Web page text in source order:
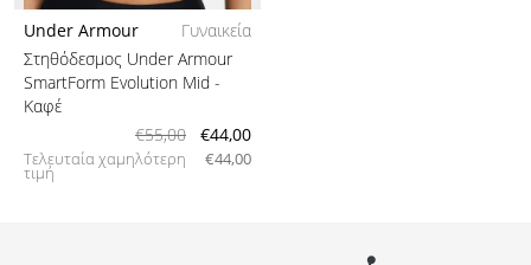
Under Armour
Γυναικεία
Στηθόδεσμος Under Armour
SmartForm Evolution Mid -
Καφέ
€55,00
€44,00
Τελευταία χαμηλότερη
τιμή
€44,00